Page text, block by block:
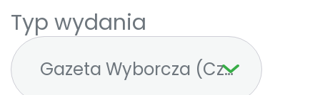
Typ wydania
Gazeta Wyborcza